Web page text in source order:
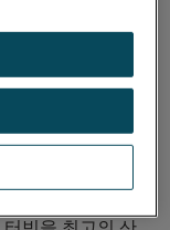
보고서를 제공
을 선택해야 합
추종을 불허합
측량법을 적용
같은 다른 장치
니다.